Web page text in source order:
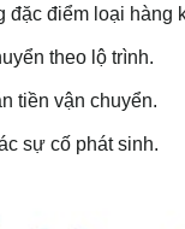
điểm loại hàng
theo lộ trình.
tiền vận chuyển.
sự cố phát sinh.